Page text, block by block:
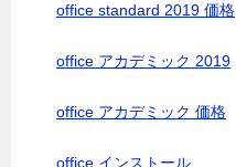
office standard 2019 価格
office アカデミック 2019
office アカデミック 価格
office インストール